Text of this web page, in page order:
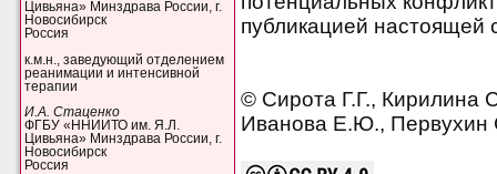
Цивьяна» Минздрава России, г.
Новосибирск
Россия
к.м.н., заведующий отделением
реанимации и интенсивной
терапии
И.А. Стаценко
ФГБУ «ННИИТО им. Я.Л.
Цивьяна» Минздрава России, г.
Новосибирск
Россия
публикацией настоящей
© Сирота Г.Г.,
Иванова Е.Ю., Первухин